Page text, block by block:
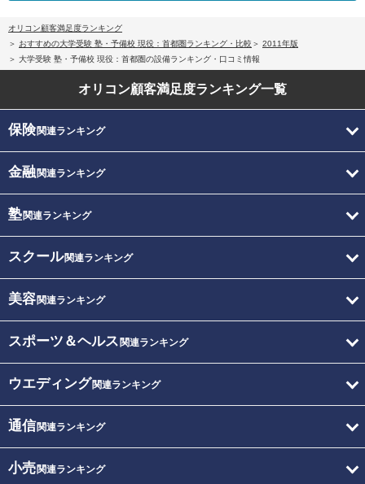
オリコン顧客満足度ランキング
おすすめの大学受験 塾・予備校 現役：首都圏ランキング・比較
2011年版
大学受験 塾・予備校 現役：首都圏の設備ランキング・口コミ情報
オリコン顧客満足度ランキング一覧
保険関連ランキング
金融関連ランキング
塾関連ランキング
スクール関連ランキング
美容関連ランキング
スポーツ＆ヘルス 関連ランキング
ウエディング関連ランキング
通信関連ランキング
小売関連ランキング